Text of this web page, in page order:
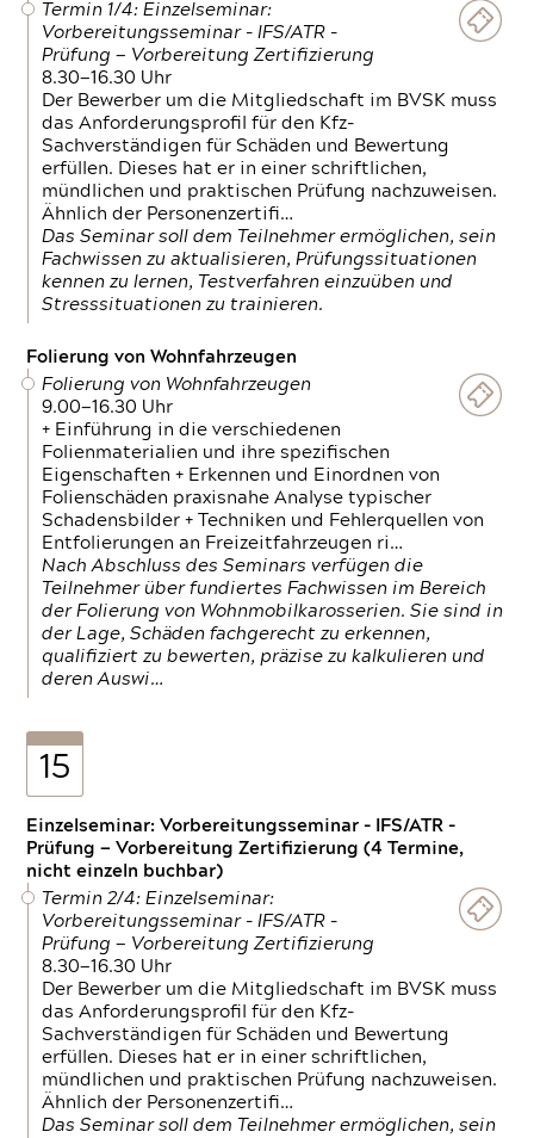
Termin 1/4: Einzelseminar:
Vorbereitungsseminar - IFS/ATR -
Prüfung — Vorbereitung Zertifizierung
8.30—16.30 Uhr
Der Bewerber um die Mitgliedschaft im BVSK muss
das Anforderungsprofil für den Kfz-
Sachverständigen für Schäden und Bewertung
erfüllen. Dieses hat er in einer schriftlichen,
mündlichen und praktischen Prüfung nachzuweisen.
Ähnlich der Personenzertifi…
Das Seminar soll dem Teilnehmer ermöglichen, sein
Fachwissen zu aktualisieren, Prüfungssituationen
kennen zu lernen, Testverfahren einzuüben und
Stresssituationen zu trainieren.
Folierung von Wohnfahrzeugen
Folierung von Wohnfahrzeugen
9.00—16.30 Uhr
+ Einführung in die verschiedenen
Folienmaterialien und ihre spezifischen
Eigenschaften + Erkennen und Einordnen von
Folienschäden praxisnahe Analyse typischer
Schadensbilder + Techniken und Fehlerquellen von
Entfolierungen an Freizeitfahrzeugen ri…
Nach Abschluss des Seminars verfügen die
Teilnehmer über fundiertes Fachwissen im Bereich
der Folierung von Wohnmobilkarosserien. Sie sind in
der Lage, Schäden fachgerecht zu erkennen,
qualifiziert zu bewerten, präzise zu kalkulieren und
deren Auswi…
15
Einzelseminar: Vorbereitungsseminar - IFS/ATR -
Prüfung — Vorbereitung Zertifizierung (4 Termine,
nicht einzeln buchbar)
Termin 2/4: Einzelseminar:
Vorbereitungsseminar - IFS/ATR -
Prüfung — Vorbereitung Zertifizierung
8.30—16.30 Uhr
Der Bewerber um die Mitgliedschaft im BVSK muss
das Anforderungsprofil für den Kfz-
Sachverständigen für Schäden und Bewertung
erfüllen. Dieses hat er in einer schriftlichen,
mündlichen und praktischen Prüfung nachzuweisen.
Ähnlich der Personenzertifi…
Das Seminar soll dem Teilnehmer ermöglichen, sein